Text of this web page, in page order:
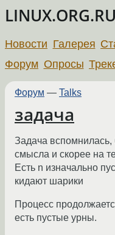
LINUX.ORG.RU
Новости Галерея
Форум Опросы
Форум — Talks
задача
Задача вспомнилась,
смысла и скорее на
Есть n изначально
кидают шарики
Процесс
есть пустые урны.